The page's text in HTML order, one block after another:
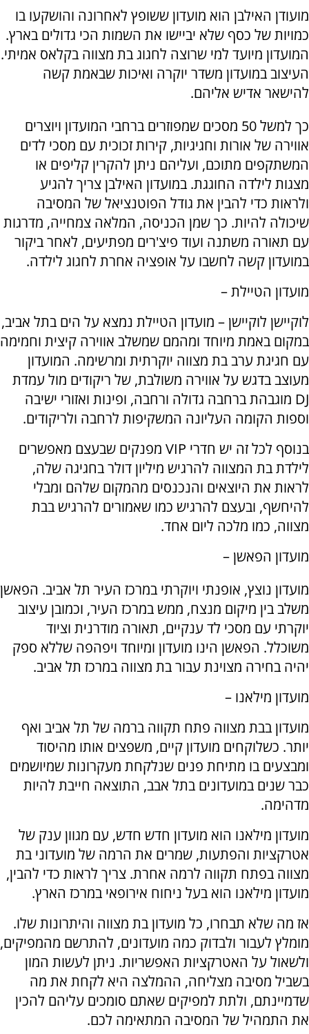
מועודן האילבן הוא מועדון ששופץ לאחרונה והושקעו בו
כמויות של כסף שלא יביישו את השמות הכי גדולים בארץ.
המועדון מיועד למי שרוצה לחגוג בת מצווה בקלאס אמיתי.
העיצוב במועדון משדר יוקרה ואיכות שבאמת קשה
להישאר אדיש אליהם.
כך למשל 50 מסכים שמפוזרים ברחבי המועדון ויוצרים
אווירה של אורות וחגיגיות, קירות זכוכית עם מסכי לדים
המשתקפים מתוכם, ועליהם ניתן להקרין קליפים או
מצגות לילדה החוגגת. במועדון האילבן צריך להגיע
ולראות כדי להבין את גודל הפוטנציאל של המסיבה
שיכולה להיות. כך שמן הכניסה, המלאה צמחייה, מדרגות
עם תאורה משתנה ועוד פיצ'רים מפתיעים, לאחר ביקור
במועדון קשה לחשבו על אופציה אחרת לחגוג לילדה.
מועדון הטיילת –
לוקיישן לוקיישן – מועדון הטיילת נמצא על הים בתל אביב,
במקום באמת מיוחד ומהמם שמשלב אווירה קיצית וחמימה
עם חגיגת ערב בת מצווה יוקרתית ומרשימה. המועדון
מעוצב בדגש על אווירה משולבת, של ריקודים מול עמדת
DJ מוגבהת ברחבה גדולה ורחבה, ופינות ואזורי ישיבה
וספות הקומה העליונה המשקיפות לרחבה ולריקודים.
בנוסף לכל זה יש חדרי VIP מפנקים שבעצם מאפשרים
לילדת בת המצווה להרגיש מיליון דולר בחגיגה שלה,
לראות את היוצאים והנכנסים מהמקום שלהם ומבלי
להיחשף, ובעצם להרגיש כמו שאמורים להרגיש בבת
מצווה, כמו מלכה ליום אחד.
מועדון הפאשן –
מועדון נוצץ, אופנתי ויוקרתי במרכז העיר תל אביב. הפאשן
משלב בין מיקום מנצח, ממש במרכז העיר, וכמובן עיצוב
יוקרתי עם מסכי לד ענקיים, תאורה מודרנית וציוד
משוכלל. הפאשן הינו מועדון ומיוחד ויפהפה שללא ספק
יהיה בחירה מצוינת עבור בת מצווה במרכז תל אביב.
מועדון מילאנו –
מועדון בבת מצווה פתח תקווה ברמה של תל אביב ואף
יותר. כשלוקחים מועדון קיים, משפצים אותו מהיסוד
ומבצעים בו מתיחת פנים שנלקחת מעקרונות שמיושמים
כבר שנים במועדונים בתל אבב, התוצאה חייבת להיות
מדהימה.
מועדון מילאנו הוא מועדון חדש חדש, עם מגוון ענק של
אטרקציות והפתעות, שמרים את הרמה של מועדוני בת
מצווה בפתח תקווה לרמה אחרת. צריך לראות כדי להבין,
מועדון מילאנו הוא בעל ניחוח אירופאי במרכז הארץ.
אז מה שלא תבחרו, כל מועדון בת מצווה והיתרונות שלו.
מומלץ לעבור ולבדוק כמה מועדונים, להתרשם מהמפיקים,
ולשאול על האטרקציות האפשריות. ניתן לעשות המון
בשביל מסיבה מצליחה, ההמלצה היא לקחת את מה
שדמיינתם, ולתת למפיקים שאתם סומכים עליהם להכין
את התמהיל של המסיבה המתאימה לכם.